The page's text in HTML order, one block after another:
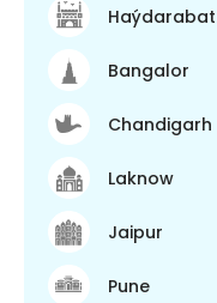
Haýdarabat
Bangalor
Chandigarh
Laknow
Jaipur
Pune